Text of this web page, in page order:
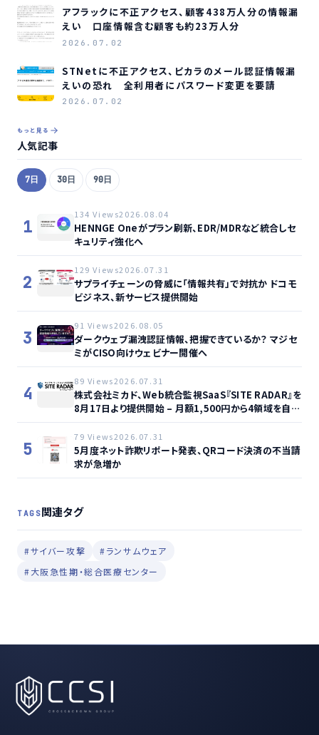
アフラックに不正アクセス、顧客438万人分の情報漏
えい 口座情報含む顧客も約23万人分
2026.07.02
STNetに不正アクセス、ピカラのメール認証情報漏
えいの恐れ 全利用者にパスワード変更を要請
2026.07.02
もっと見る
人気記事
7日 30日 90日
1
134 Views2026.08.04
HENNGE Oneがプラン刷新、EDR/MDRなど統合しセ
キュリティ強化へ
2
129 Views2026.07.31
サプライチェーンの脅威に「情報共有」で対抗か ドコモ
ビジネス、新サービス提供開始
3
91 Views2026.08.05
ダークウェブ漏洩認証情報、把握できているか？ マジセ
ミがCISO向けウェビナー開催へ
4
89 Views2026.07.31
株式会社ミカド、Web統合監視SaaS『SITE RADAR』を
8月17日より提供開始 – 月額1,500円から4領域を自動
監視、動的サイト…
5
79 Views2026.07.31
5月度ネット詐欺リポート発表、QRコード決済の不当請
求が急増か
TAGS関連タグ
#サイバー攻撃
#ランサムウェア
#大阪急性期・総合医療センター